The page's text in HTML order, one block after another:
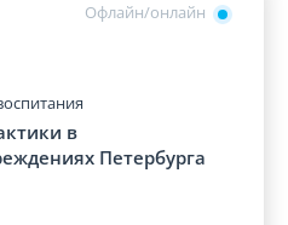
Офлайн/онлайн
в
Петербурга